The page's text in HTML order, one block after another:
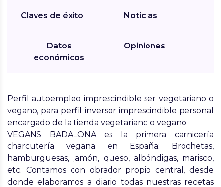
Claves de éxito
Datos
económicos
Noticias
Opiniones
Perfil autoempleo imprescindible ser vegetariano o
vegano, para perfil inversor imprescindible personal
encargado de la tienda vegetariano o vegano
VEGANS BADALONA es la primera carnicería
charcutería vegana en España: Brochetas,
hamburguesas, jamón, queso, albóndigas, marisco,
etc. Contamos con obrador propio central, desde
donde elaboramos a diario todas nuestras recetas